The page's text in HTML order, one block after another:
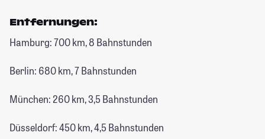
Entfernungen:
Hamburg: 700 km, 8 Bahnstunden
Berlin: 680 km, 7 Bahnstunden
München: 260 km, 3,5 Bahnstunden
Düsseldorf: 450 km, 4,5 Bahnstunden